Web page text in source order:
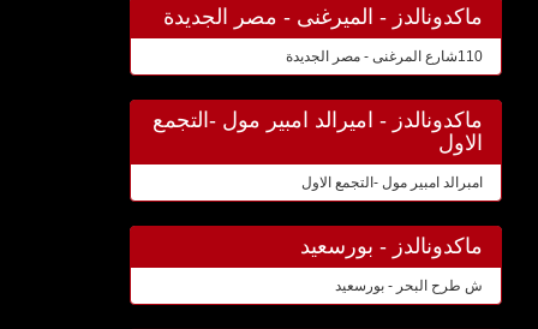
ماكدونالدز - الميرغنى - مصر الجديدة
110شارع المرغنى - مصر الجديدة
ماكدونالدز - اميرالد امبير مول -التجمع
الاول
امبرالد امبير مول -التجمع الاول
ماكدونالدز - بورسعيد
ش طرح البحر - بورسعيد